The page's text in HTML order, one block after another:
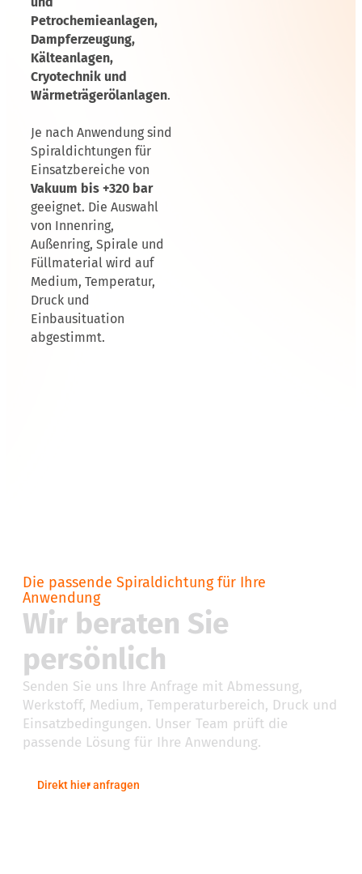
Petrochemieanlagen,
Dampferzeugung,
Kälteanlagen,
Cryotechnik und
Wärmeträgerölanlagen.
Je nach Anwendung sind
Spiraldichtungen für
Einsatzbereiche von
Vakuum bis +320 bar
geeignet. Die Auswahl
von Innenring,
Außenring, Spirale und
Füllmaterial wird auf
Medium, Temperatur,
Druck und
Einbausituation
abgestimmt.
Die passende Spiraldichtung für Ihre
Anwendung
Wir beraten Sie
persönlich
Senden Sie uns Ihre Anfrage mit Abmessung,
Werkstoff, Medium, Temperaturbereich, Druck und
Einsatzbedingungen. Unser Team prüft die
passende Lösung für Ihre Anwendung.
Direkt hier anfragen